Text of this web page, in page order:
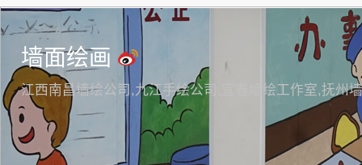
墙面绘画
江西南昌墙绘公司,九江手绘公司,宜春墙绘工作室,抚州